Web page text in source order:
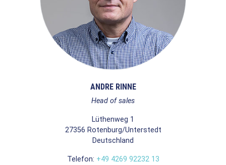
ANDRE RINNE
Head of sales
Lüthenweg 1
27356 Rotenburg/Unterstedt
Deutschland
Telefon: +49 4269 92232 13